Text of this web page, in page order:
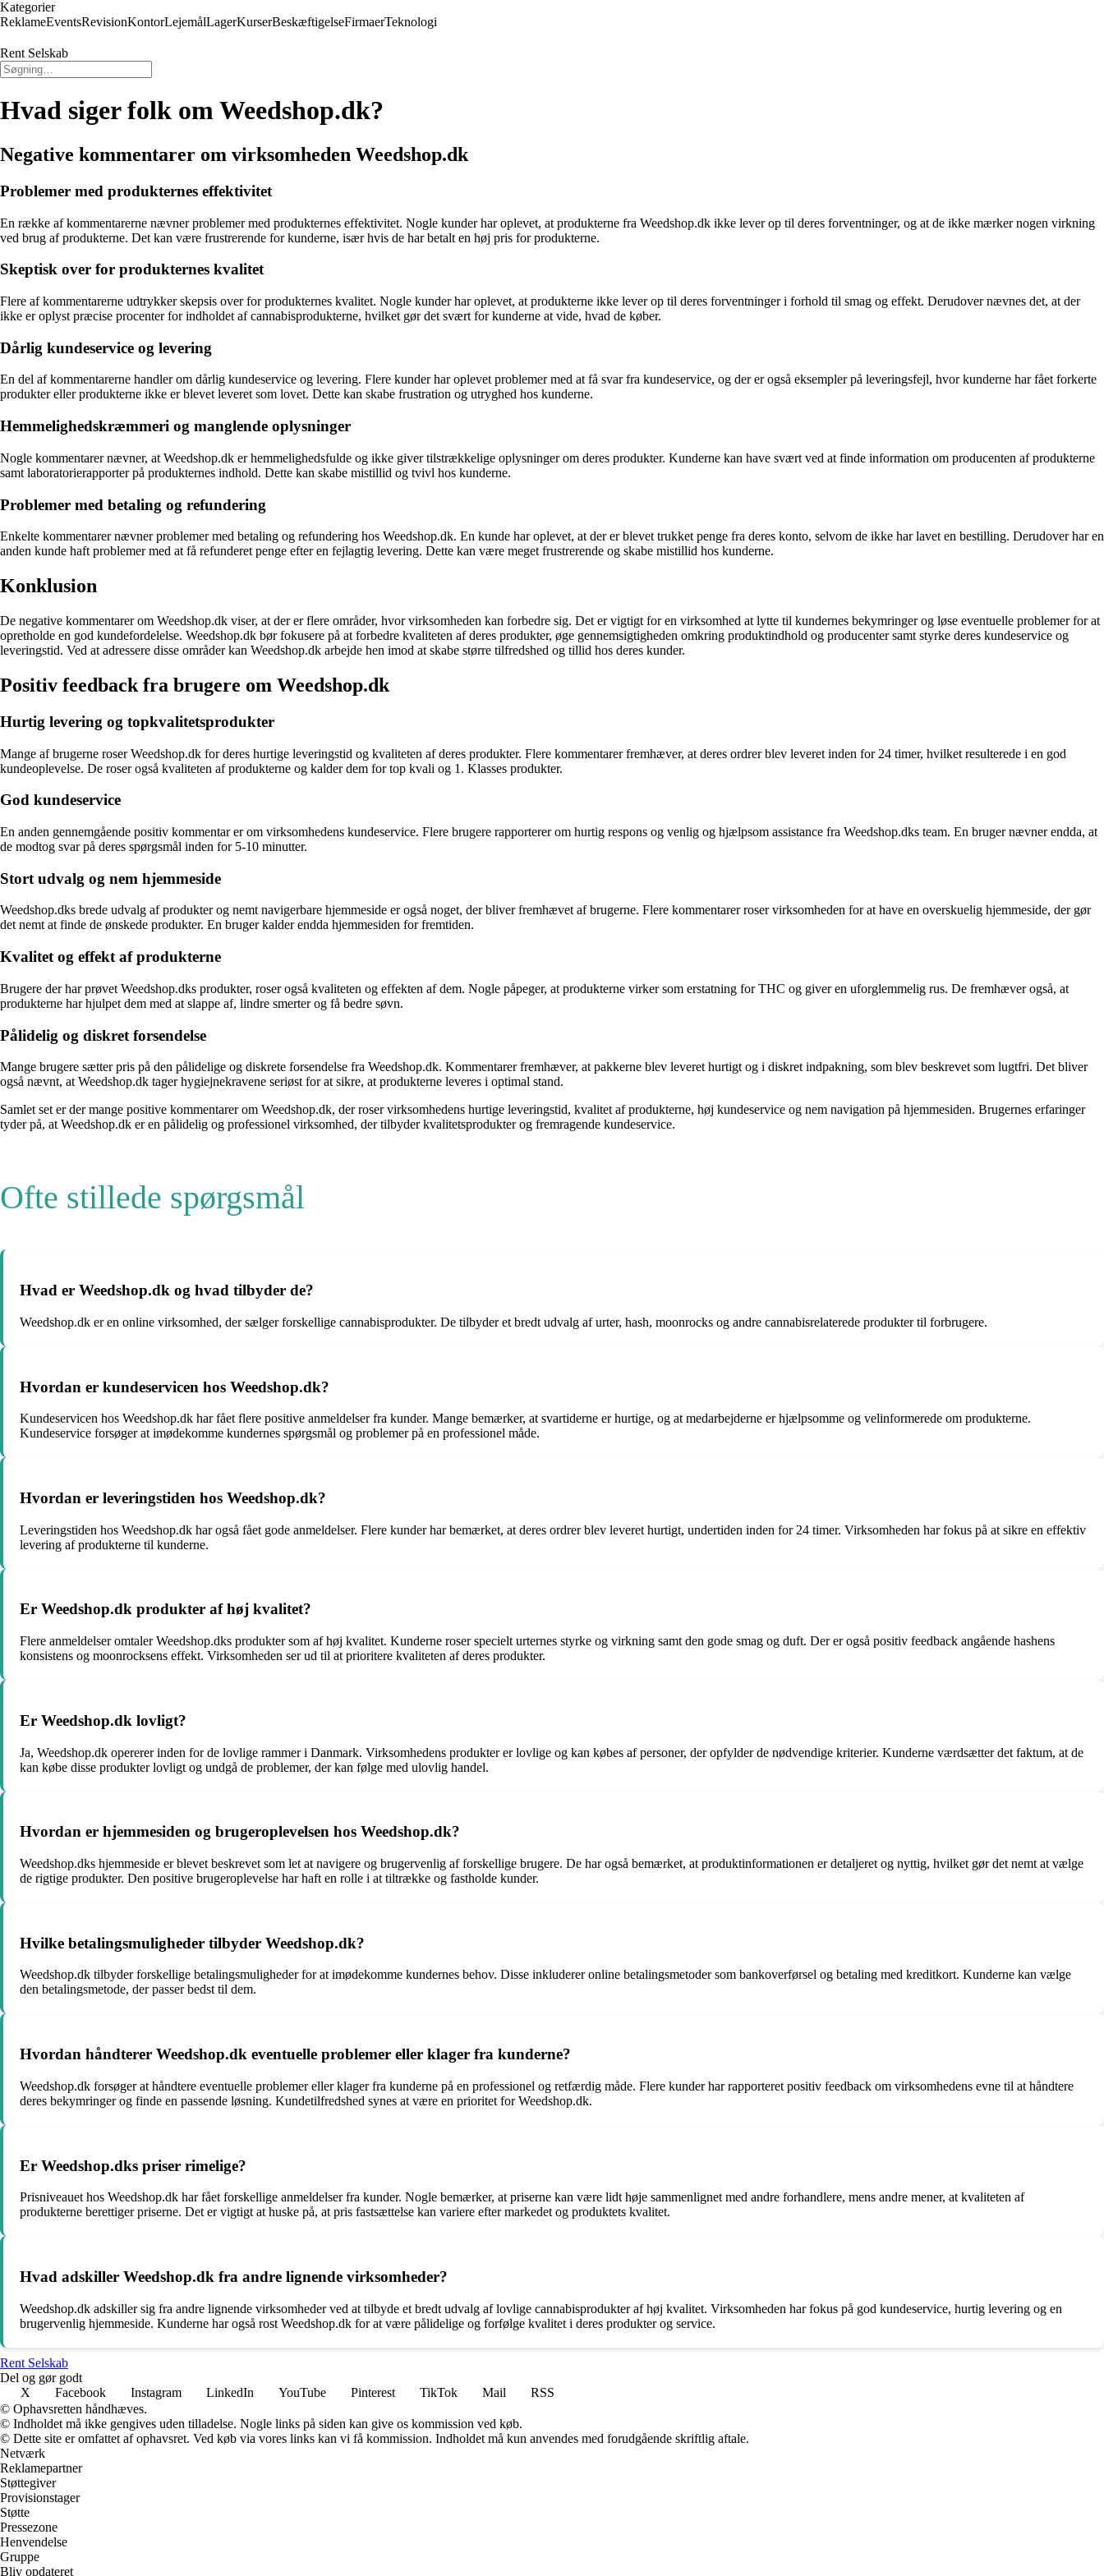
Kategorier
ReklameEventsRevisionKontorLejemålLagerKurserBeskæftigelseFirmaerTeknologi
Rent Selskab
Hvad siger folk om Weedshop.dk?
Negative kommentarer om virksomheden Weedshop.dk
Problemer med produkternes effektivitet
En række af kommentarerne nævner problemer med produkternes effektivitet. Nogle kunder har oplevet, at produkterne fra Weedshop.dk ikke lever op til deres forventninger, og at de ikke mærker nogen virkning
ved brug af produkterne. Det kan være frustrerende for kunderne, især hvis de har betalt en høj pris for produkterne.
Skeptisk over for produkternes kvalitet
Flere af kommentarerne udtrykker skepsis over for produkternes kvalitet. Nogle kunder har oplevet, at produkterne ikke lever op til deres forventninger i forhold til smag og effekt. Derudover nævnes det, at der
ikke er oplyst præcise procenter for indholdet af cannabisprodukterne, hvilket gør det svært for kunderne at vide, hvad de køber.
Dårlig kundeservice og levering
En del af kommentarerne handler om dårlig kundeservice og levering. Flere kunder har oplevet problemer med at få svar fra kundeservice, og der er også eksempler på leveringsfejl, hvor kunderne har fået forkerte
produkter eller produkterne ikke er blevet leveret som lovet. Dette kan skabe frustration og utryghed hos kunderne.
Hemmelighedskræmmeri og manglende oplysninger
Nogle kommentarer nævner, at Weedshop.dk er hemmelighedsfulde og ikke giver tilstrækkelige oplysninger om deres produkter. Kunderne kan have svært ved at finde information om producenten af produkterne
samt laboratorierapporter på produkternes indhold. Dette kan skabe mistillid og tvivl hos kunderne.
Problemer med betaling og refundering
Enkelte kommentarer nævner problemer med betaling og refundering hos Weedshop.dk. En kunde har oplevet, at der er blevet trukket penge fra deres konto, selvom de ikke har lavet en bestilling. Derudover har en
anden kunde haft problemer med at få refunderet penge efter en fejlagtig levering. Dette kan være meget frustrerende og skabe mistillid hos kunderne.
Konklusion
De negative kommentarer om Weedshop.dk viser, at der er flere områder, hvor virksomheden kan forbedre sig. Det er vigtigt for en virksomhed at lytte til kundernes bekymringer og løse eventuelle problemer for at
opretholde en god kundefordelelse. Weedshop.dk bør fokusere på at forbedre kvaliteten af deres produkter, øge gennemsigtigheden omkring produktindhold og producenter samt styrke deres kundeservice og
leveringstid. Ved at adressere disse områder kan Weedshop.dk arbejde hen imod at skabe større tilfredshed og tillid hos deres kunder.
Positiv feedback fra brugere om Weedshop.dk
Hurtig levering og topkvalitetsprodukter
Mange af brugerne roser Weedshop.dk for deres hurtige leveringstid og kvaliteten af deres produkter. Flere kommentarer fremhæver, at deres ordrer blev leveret inden for 24 timer, hvilket resulterede i en god
kundeoplevelse. De roser også kvaliteten af produkterne og kalder dem for top kvali og 1. Klasses produkter.
God kundeservice
En anden gennemgående positiv kommentar er om virksomhedens kundeservice. Flere brugere rapporterer om hurtig respons og venlig og hjælpsom assistance fra Weedshop.dks team. En bruger nævner endda, at
de modtog svar på deres spørgsmål inden for 5-10 minutter.
Stort udvalg og nem hjemmeside
Weedshop.dks brede udvalg af produkter og nemt navigerbare hjemmeside er også noget, der bliver fremhævet af brugerne. Flere kommentarer roser virksomheden for at have en overskuelig hjemmeside, der gør
det nemt at finde de ønskede produkter. En bruger kalder endda hjemmesiden for fremtiden.
Kvalitet og effekt af produkterne
Brugere der har prøvet Weedshop.dks produkter, roser også kvaliteten og effekten af dem. Nogle påpeger, at produkterne virker som erstatning for THC og giver en uforglemmelig rus. De fremhæver også, at
produkterne har hjulpet dem med at slappe af, lindre smerter og få bedre søvn.
Pålidelig og diskret forsendelse
Mange brugere sætter pris på den pålidelige og diskrete forsendelse fra Weedshop.dk. Kommentarer fremhæver, at pakkerne blev leveret hurtigt og i diskret indpakning, som blev beskrevet som lugtfri. Det bliver
også nævnt, at Weedshop.dk tager hygiejnekravene seriøst for at sikre, at produkterne leveres i optimal stand.
Samlet set er der mange positive kommentarer om Weedshop.dk, der roser virksomhedens hurtige leveringstid, kvalitet af produkterne, høj kundeservice og nem navigation på hjemmesiden. Brugernes erfaringer
tyder på, at Weedshop.dk er en pålidelig og professionel virksomhed, der tilbyder kvalitetsprodukter og fremragende kundeservice.
Ofte stillede spørgsmål
Hvad er Weedshop.dk og hvad tilbyder de?
Weedshop.dk er en online virksomhed, der sælger forskellige cannabisprodukter. De tilbyder et bredt udvalg af urter, hash, moonrocks og andre cannabisrelaterede produkter til forbrugere.
Hvordan er kundeservicen hos Weedshop.dk?
Kundeservicen hos Weedshop.dk har fået flere positive anmeldelser fra kunder. Mange bemærker, at svartiderne er hurtige, og at medarbejderne er hjælpsomme og velinformerede om produkterne.
Kundeservice forsøger at imødekomme kundernes spørgsmål og problemer på en professionel måde.
Hvordan er leveringstiden hos Weedshop.dk?
Leveringstiden hos Weedshop.dk har også fået gode anmeldelser. Flere kunder har bemærket, at deres ordrer blev leveret hurtigt, undertiden inden for 24 timer. Virksomheden har fokus på at sikre en effektiv
levering af produkterne til kunderne.
Er Weedshop.dk produkter af høj kvalitet?
Flere anmeldelser omtaler Weedshop.dks produkter som af høj kvalitet. Kunderne roser specielt urternes styrke og virkning samt den gode smag og duft. Der er også positiv feedback angående hashens
konsistens og moonrocksens effekt. Virksomheden ser ud til at prioritere kvaliteten af ​​deres produkter.
Er Weedshop.dk lovligt?
Ja, Weedshop.dk opererer inden for de lovlige rammer i Danmark. Virksomhedens produkter er lovlige og kan købes af personer, der opfylder de nødvendige kriterier. Kunderne værdsætter det faktum, at de
kan købe disse produkter lovligt og undgå de problemer, der kan følge med ulovlig handel.
Hvordan er hjemmesiden og brugeroplevelsen hos Weedshop.dk?
Weedshop.dks hjemmeside er blevet beskrevet som let at navigere og brugervenlig af forskellige brugere. De har også bemærket, at produktinformationen er detaljeret og nyttig, hvilket gør det nemt at vælge
de rigtige produkter. Den positive brugeroplevelse har haft en rolle i at tiltrække og fastholde kunder.
Hvilke betalingsmuligheder tilbyder Weedshop.dk?
Weedshop.dk tilbyder forskellige betalingsmuligheder for at imødekomme kundernes behov. Disse inkluderer online betalingsmetoder som bankoverførsel og betaling med kreditkort. Kunderne kan vælge
den betalingsmetode, der passer bedst til dem.
Hvordan håndterer Weedshop.dk eventuelle problemer eller klager fra kunderne?
Weedshop.dk forsøger at håndtere eventuelle problemer eller klager fra kunderne på en professionel og retfærdig måde. Flere kunder har rapporteret positiv feedback om virksomhedens evne til at håndtere
deres bekymringer og finde en passende løsning. Kundetilfredshed synes at være en prioritet for Weedshop.dk.
Er Weedshop.dks priser rimelige?
Prisniveauet hos Weedshop.dk har fået forskellige anmeldelser fra kunder. Nogle bemærker, at priserne kan være lidt høje sammenlignet med andre forhandlere, mens andre mener, at kvaliteten af
produkterne berettiger priserne. Det er vigtigt at huske på, at pris fastsættelse kan variere efter markedet og produktets kvalitet.
Hvad adskiller Weedshop.dk fra andre lignende virksomheder?
Weedshop.dk adskiller sig fra andre lignende virksomheder ved at tilbyde et bredt udvalg af lovlige cannabisprodukter af høj kvalitet. Virksomheden har fokus på god kundeservice, hurtig levering og en
brugervenlig hjemmeside. Kunderne har også rost Weedshop.dk for at være pålidelige og forfølge kvalitet i deres produkter og service.
Rent Selskab
Del og gør godt
X
Facebook Instagram LinkedIn YouTube Pinterest TikTok Mail
RSS
© Ophavsretten håndhæves.
© Indholdet må ikke gengives uden tilladelse. Nogle links på siden kan give os kommission ved køb.
© Dette site er omfattet af ophavsret. Ved køb via vores links kan vi få kommission. Indholdet må kun anvendes med forudgående skriftlig aftale.
Netværk
Reklamepartner
Støttegiver
Provisionstager
Støtte
Pressezone
Henvendelse
Gruppe
Bliv opdateret